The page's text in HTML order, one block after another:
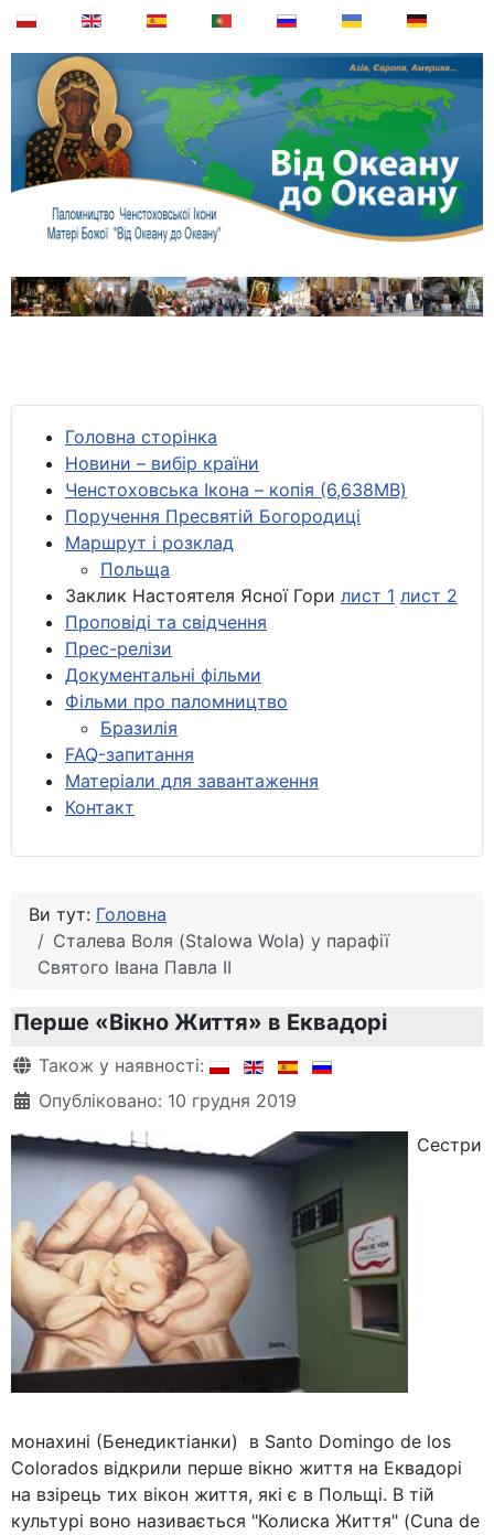
Головна сторінка
Новини – вибір країни
Ченстоховська Ікона – копія (6,638MB)
Поручення Пресвятій Богородиці
Маршрут і розклад
Польща
Заклик Настоятеля Ясної Гори лист 1 лист 2
Проповіді та свідчення
Прес-релізи
Документальні фільми
Фільми про паломництво
Бразилія
FAQ-запитання
Матеріали для завантаження
Контакт
Ви тут: Головна
Сталева Воля (Stalowa Wola) у парафії
Святого Івана Павла ІІ
Перше «Вікно Життя» в Еквадорі
Деталі
Також у наявності:
Опубліковано: 10 грудня 2019
Сестри
монахині (Бенедиктіанки) в Santo Domingo de los
Colorados відкрили перше вікно життя на Еквадорі
на взірець тих вікон життя, які є в Польщі. В тій
культурі воно називається "Колиска Життя" (Cuna de